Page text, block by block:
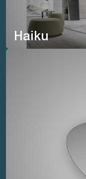
Haiku